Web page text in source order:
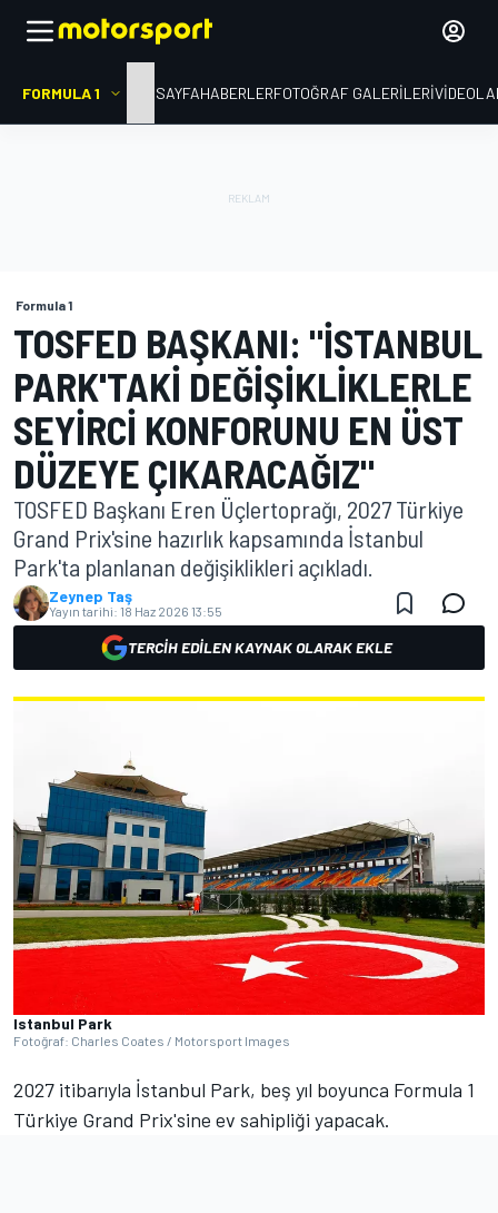
FORMULA 1 ANA SAYFAHABERLERFOTOĞRAF GALERILERI
Formula 1
TOSFED BAŞKANI: "İSTANBUL
PARK'TAKI DEĞIŞIKLIKLERLE
SEYIRCI KONFORUNU EN ÜST
DÜZEYE ÇIKARACAĞIZ"
TOSFED Başkanı Eren Üçlertoprağı, 2027 Türkiye
Grand Prix'sine hazırlık kapsamında İstanbul
Park'ta planlanan değişiklikleri açıkladı.
Zeynep Taş
Yayın tarihi: 18 Haz 2026 13:55
TERCIH EDILEN KAYNAK OLARAK EKLE
Istanbul Park
Fotoğraf: Charles Coates / Motorsport Images
2027 itibarıyla İstanbul Park, beş yıl boyunca Formula 1
Türkiye Grand Prix'sine ev sahipliği yapacak.